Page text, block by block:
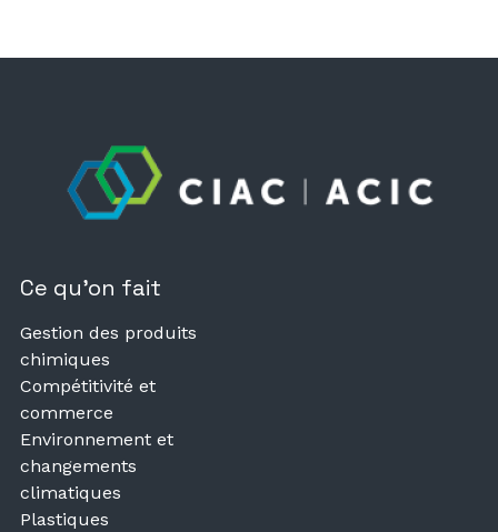
Ce qu’on fait
Gestion des produits
chimiques
Compétitivité et
commerce
Environnement et
changements
climatiques
Plastiques